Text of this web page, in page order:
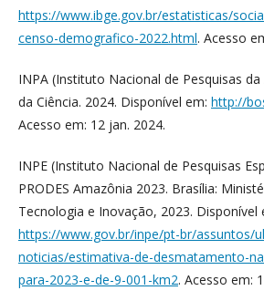
https://www.ibge.gov.br/estatisticas/
censo-demografico-2022.html. Acesso
INPA (Instituto Nacional de Pesquisas
da Ciência. 2024. Disponível em: http://
Acesso em: 12 jan. 2024.
INPE (Instituto Nacional de Pesquisas
PRODES Amazônia 2023. Brasília:
Tecnologia e Inovação, 2023. Disponível
https://www.gov.br/inpe/pt-br/assuntos/
noticias/estimativa-de-desmatamento-
para-2023-e-de-9-001-km2. Acesso em: